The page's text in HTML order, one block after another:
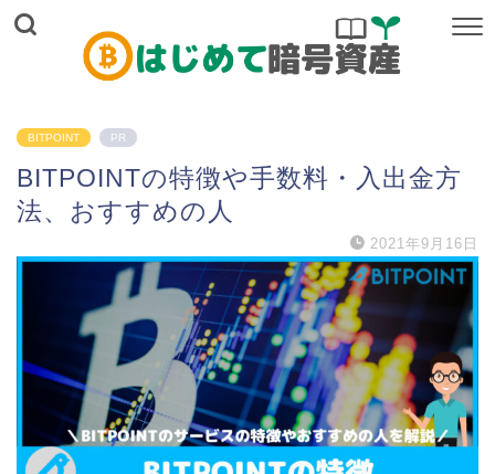
BITPOINT PR
BITPOINTの特徴や手数料・入出金方
法、おすすめの人
2021年9月16日